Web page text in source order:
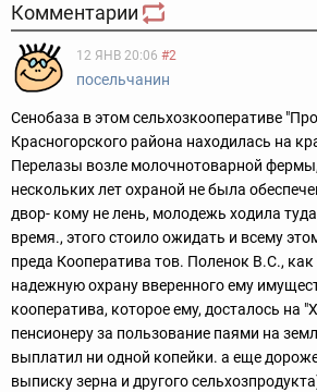
Комментарии
12 ЯНВ 20:06 #2
посельчанин
Сенобаза в этом сельхозкооперативе
Красногорского района находилась на
Перелазы возле молочнотоварной
нескольких лет охраной не была
двор- кому не лень, молодежь ходила
время., этого стоило ожидать и всему
преда Кооператива тов. Поленок В.С.,
надежную охрану вверенного ему
кооператива, которое ему, досталось на
пенсионеру за пользование паями на
выплатил ни одной копейки. а еще
выписку зерна и другого